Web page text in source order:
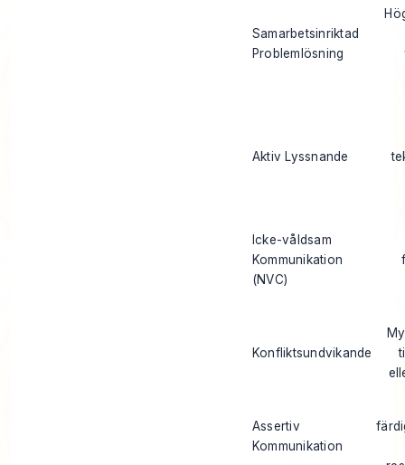
Samarbetsinriktad
Problemlösning
Aktiv Lyssnande
Icke-våldsam
Kommunikation
(NVC)
Konfliktsundvikande
Assertiv
Kommunikation